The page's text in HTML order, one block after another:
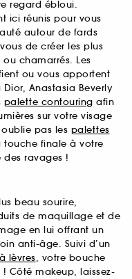
regard ébloui.
ici réunis pour vous
autour de fards
de créer les plus
chamarrés. Les
ou vous apportent
Anastasia Beverly
palette contouring afin
sur votre visage
pas les palettes
finale à votre
ravages !
beau sourire,
de maquillage et de
en lui offrant un
anti-âge. Suivi d’un
lèvres, votre bouche
Côté makeup, laissez-